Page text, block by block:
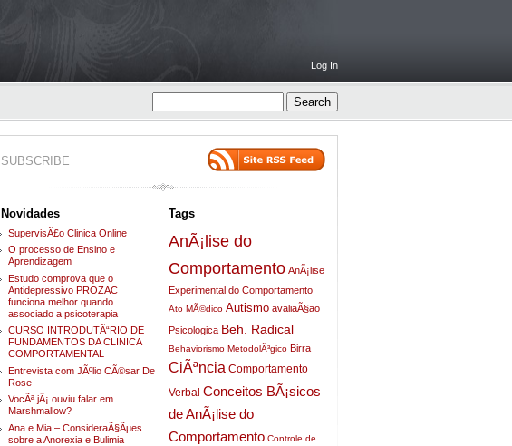
Log In
SUBSCRIBE
Novidades
SupervisÃ£o Clinica Online
O processo de Ensino e
Aprendizagem
Estudo comprova que o
Antidepressivo PROZAC
funciona melhor quando
associado a psicoterapia
CURSO INTRODUTÃ“RIO DE
FUNDAMENTOS DA CLINICA
COMPORTAMENTAL
Entrevista com JÃºlio CÃ©sar De
Rose
VocÃª jÃ¡ ouviu falar em
Marshmallow?
Ana e Mia – ConsideraÃ§Ãµes
sobre a Anorexia e Bulimia
Tags
AnÃ¡lise do
Comportamento AnÃ¡lise
Experimental do Comportamento
Ato MÃ©dico Autismo avaliaÃ§ao
Psicologica Beh. Radical
Behaviorismo MetodolÃ³gico Birra
CiÃªncia Comportamento
Verbal Conceitos BÃ¡sicos
de AnÃ¡lise do
Comportamento Controle de